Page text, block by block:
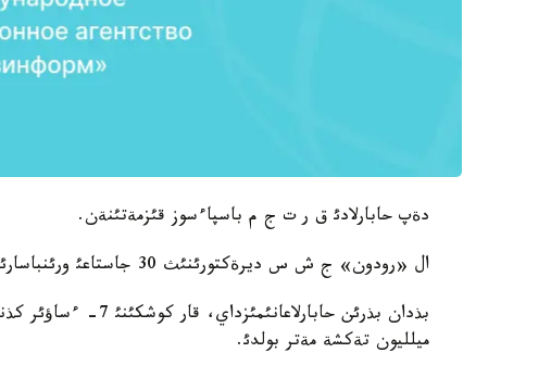
دةپ حابارلادئ ق ر ت ج م باسپاءسوز قئزمةتئنةن.
ال «رودون» ج ش س ديرةكتورئنئث 30 جاستاعئ ورئنباسارئنئث دةنةسئن ئزدةستئرؤ جالعاسؤدا.
ميلليون تةكشة مةتر بولدئ.